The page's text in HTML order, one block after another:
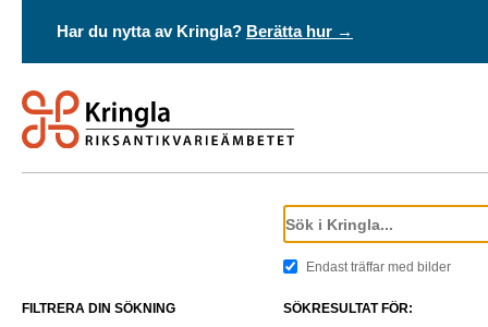
Har du nytta av Kringla? Berätta hur →
Endast träffar med bilder
SÖKRESULTAT FÖR:
FILTRERA DIN SÖKNING